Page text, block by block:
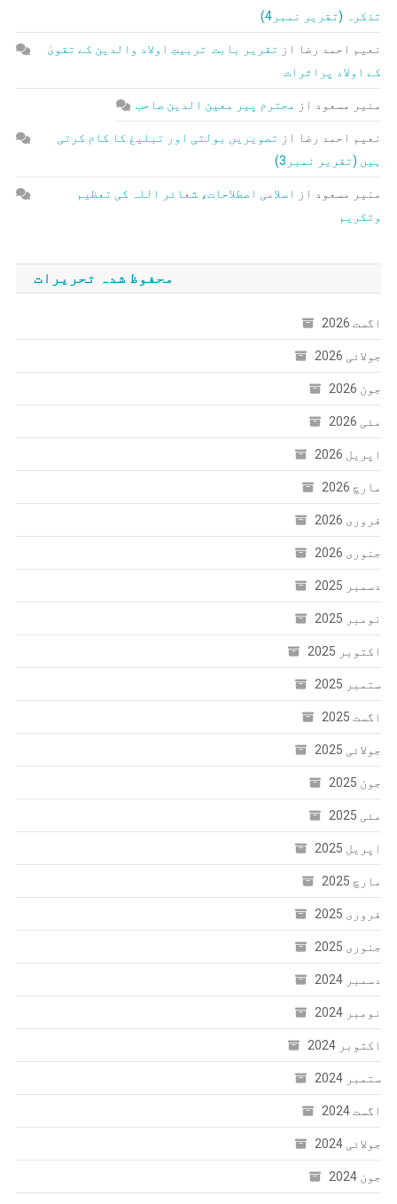
تذکرہ (تقریر نمبر4)
نعیم احمد رضا از تقریر بابت تربیتِ اولاد والدین کے تقویٰ
کے اولاد پراثرات
منیر مسعود از محترم پیر معین الدین صاحب
نعیم احمد رضا از تصویریں بولتی اور تبلیغ کا کام کرتی
ہیں (تقریر نمبر3)
منیر مسعود از
اسلامی اصطلاحات، شعائر اللہ کی تعظیم
وتکریم
محفوظ شدہ تحریرات
اگست 2026
جولائی 2026
جون 2026
مئی 2026
اپریل 2026
مارچ 2026
فروری 2026
جنوری 2026
دسمبر 2025
نومبر 2025
اکتوبر 2025
ستمبر 2025
اگست 2025
جولائی 2025
جون 2025
مئی 2025
اپریل 2025
مارچ 2025
فروری 2025
جنوری 2025
دسمبر 2024
نومبر 2024
اکتوبر 2024
ستمبر 2024
اگست 2024
جولائی 2024
جون 2024